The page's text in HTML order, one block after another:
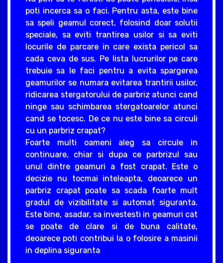
poti incerca sa o faci. Pentru asta, este bine
sa speli geamul corect, folosind doar solutii
speciale, sa eviti trantirea usilor si sa eviti
locurile de parcare in care exista pericol sa
cada ceva de sus. Pe lista lucrurilor pe care
trebuie sa le faci pentru a evita spargerea
geamurilor se numara evitarea trantirii usilor,
ridicarea stergatorului de parbriz atunci cand
ninge sau schimbarea stergatoarelor atunci
cand se tocesc. De ce nu este bine sa circuli
cu un parbriz crapat?
Foarte multi oameni aleg sa circule in
continuare, chiar si dupa ce parbrizul sau
unul dintre geamuri a fost crapat. Este o
decizie nu tocmai inteleapta, deoarece un
parbriz crapat poate sa scada foarte mult
gradul de vizibilitate si automat siguranta.
Este bine, asadar, sa investesti in geamuri cat
se poate de clare si de buna calitate,
deoarece poti contribui la o folosire a masinii
in deplina siguranta